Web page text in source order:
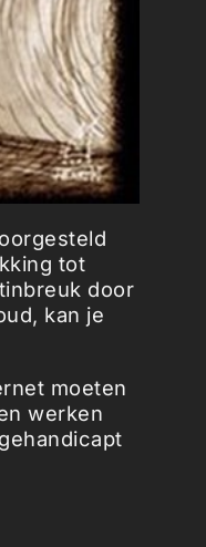
tot
door
kan je
moeten
werken